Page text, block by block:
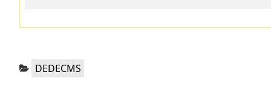
分
DEDECMS